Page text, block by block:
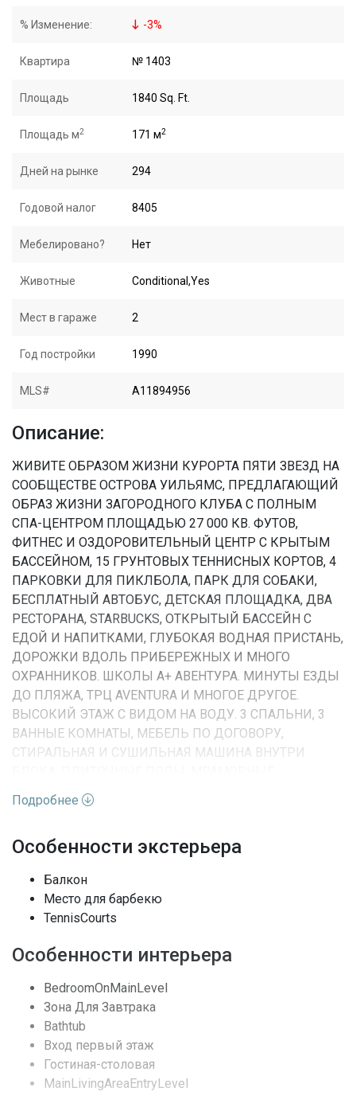
% Изменение: -3%
Квартира № 1403
Площадь 1840 Sq. Ft.
Площадь м2 171 м2
Дней на рынке 294
Годовой налог 8405
Мебелировано? Нет
Животные Conditional,Yes
Мест в гараже 2
Год постройки 1990
MLS# A11894956
Описание:
ЖИВИТЕ ОБРАЗОМ ЖИЗНИ КУРОРТА ПЯТИ ЗВЕЗД НА
СООБЩЕСТВЕ ОСТРОВА УИЛЬЯМС, ПРЕДЛАГАЮЩИЙ
ОБРАЗ ЖИЗНИ ЗАГОРОДНОГО КЛУБА С ПОЛНЫМ
СПА-ЦЕНТРОМ ПЛОЩАДЬЮ 27 000 КВ. ФУТОВ,
ФИТНЕС И ОЗДОРОВИТЕЛЬНЫЙ ЦЕНТР С КРЫТЫМ
БАССЕЙНОМ, 15 ГРУНТОВЫХ ТЕННИСНЫХ КОРТОВ, 4
ПАРКОВКИ ДЛЯ ПИКЛБОЛА, ПАРК ДЛЯ СОБАКИ,
БЕСПЛАТНЫЙ АВТОБУС, ДЕТСКАЯ ПЛОЩАДКА, ДВА
РЕСТОРАНА, STARBUCKS, ОТКРЫТЫЙ БАССЕЙН С
ЕДОЙ И НАПИТКАМИ, ГЛУБОКАЯ ВОДНАЯ ПРИСТАНЬ,
ДОРОЖКИ ВДОЛЬ ПРИБЕРЕЖНЫХ И МНОГО
ОХРАННИКОВ. ШКОЛЫ А+ АВЕНТУРА. МИНУТЫ ЕЗДЫ
ДО ПЛЯЖА, ТРЦ AVENTURA И МНОГОЕ ДРУГОЕ.
ВЫСОКИЙ ЭТАЖ С ВИДОМ НА ВОДУ. 3 СПАЛЬНИ, 3
ВАННЫЕ КОМНАТЫ, МЕБЕЛЬ ПО ДОГОВОРУ,
СТИРАЛЬНАЯ И СУШИЛЬНАЯ МАШИНА ВНУТРИ
СТОЛЕШНИЦЫ, ПРИБОРЫ ИЗ НЕРЖАВЕЮЩЕЙ СТАЛИ
И КЛАДОВОЕ ПОМЕЩЕНИЕ.
Характеристики недвижимости:
Адрес
Улица
Номер дома 1000
Вид недвижимости
Этажей
Вид Lake, Вода
Подробнее
Особенности экстерьера
Балкон
Место для барбекю
TennisCourts
Особенности интерьера
BedroomOnMainLevel
Зона Для Завтрака
Bathtub
Вход первый этаж
Гостиная-столовая
MainLivingAreaEntryLevel